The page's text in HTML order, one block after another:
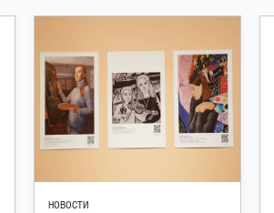
НОВОСТИ